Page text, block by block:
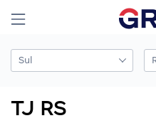
TJ RS